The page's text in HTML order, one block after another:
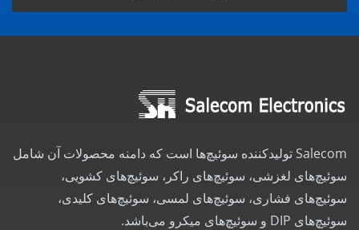
Salecom تولیدکننده سوئیچ‌ها است که دامنه محصولات آن شامل
سوئیچ‌های لغزشی، سوئیچ‌های راکر، سوئیچ‌های کشویی،
سوئیچ‌های فشاری، سوئیچ‌های لمسی، سوئیچ‌های کلیدی،
سوئیچ‌های DIP و سوئیچ‌های میکرو می‌باشد.